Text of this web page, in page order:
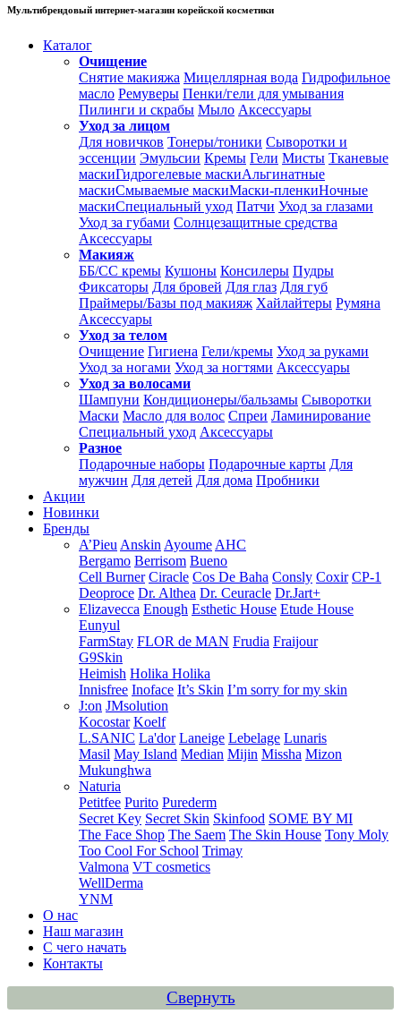
Мультибрендовый интернет-магазин корейской косметики
Каталог
Очищение
Снятие макияжа Мицеллярная вода Гидрофильное
масло Ремуверы Пенки/гели для умывания
Пилинги и скрабы Мыло Аксессуары
Уход за лицом
Для новичков Тонеры/тоники Сыворотки и
эссенции Эмульсии Кремы Гели Мисты Тканевые
маскиГидрогелевые маскиАльгинатные
маскиСмываемые маскиМаски-пленкиНочные
маскиСпециальный уход Патчи Уход за глазами
Уход за губами Солнцезащитные средства
Аксессуары
Макияж
ББ/СС кремы Кушоны Консилеры Пудры
Фиксаторы Для бровей Для глаз Для губ
Праймеры/Базы под макияж Хайлайтеры Румяна
Аксессуары
Уход за телом
Очищение Гигиена Гели/кремы Уход за руками
Уход за ногами Уход за ногтями Аксессуары
Уход за волосами
Шампуни Кондиционеры/бальзамы Сыворотки
Маски Масло для волос Спреи Ламинирование
Специальный уход Аксессуары
Разное
Подарочные наборы Подарочные карты Для
мужчин Для детей Для дома Пробники
Акции
Новинки
Бренды
A’Pieu Anskin Ayoume AHC
Bergamo Berrisom Bueno
Cell Burner Ciracle Cos De Baha Consly Coxir CP-1
Deoproce Dr. Althea Dr. Ceuracle Dr.Jart+
Elizavecca Enough Esthetic House Etude House
Eunyul
FarmStay FLOR de MAN Frudia Fraijour
G9Skin
Heimish Holika Holika
Innisfree Inoface It’s Skin I’m sorry for my skin
J:on JMsolution
Kocostar Koelf
L.SANIC La'dor Laneige Lebelage Lunaris
Masil May Island Median Mijin Missha Mizon
Mukunghwa
Naturia
Petitfee Purito Purederm
Secret Key Secret Skin Skinfood SOME BY MI
The Face Shop The Saem The Skin House Tony Moly
Too Cool For School Trimay
Valmona VT cosmetics
WellDerma
YNM
О нас
Наш магазин
С чего начать
Контакты
Свернуть